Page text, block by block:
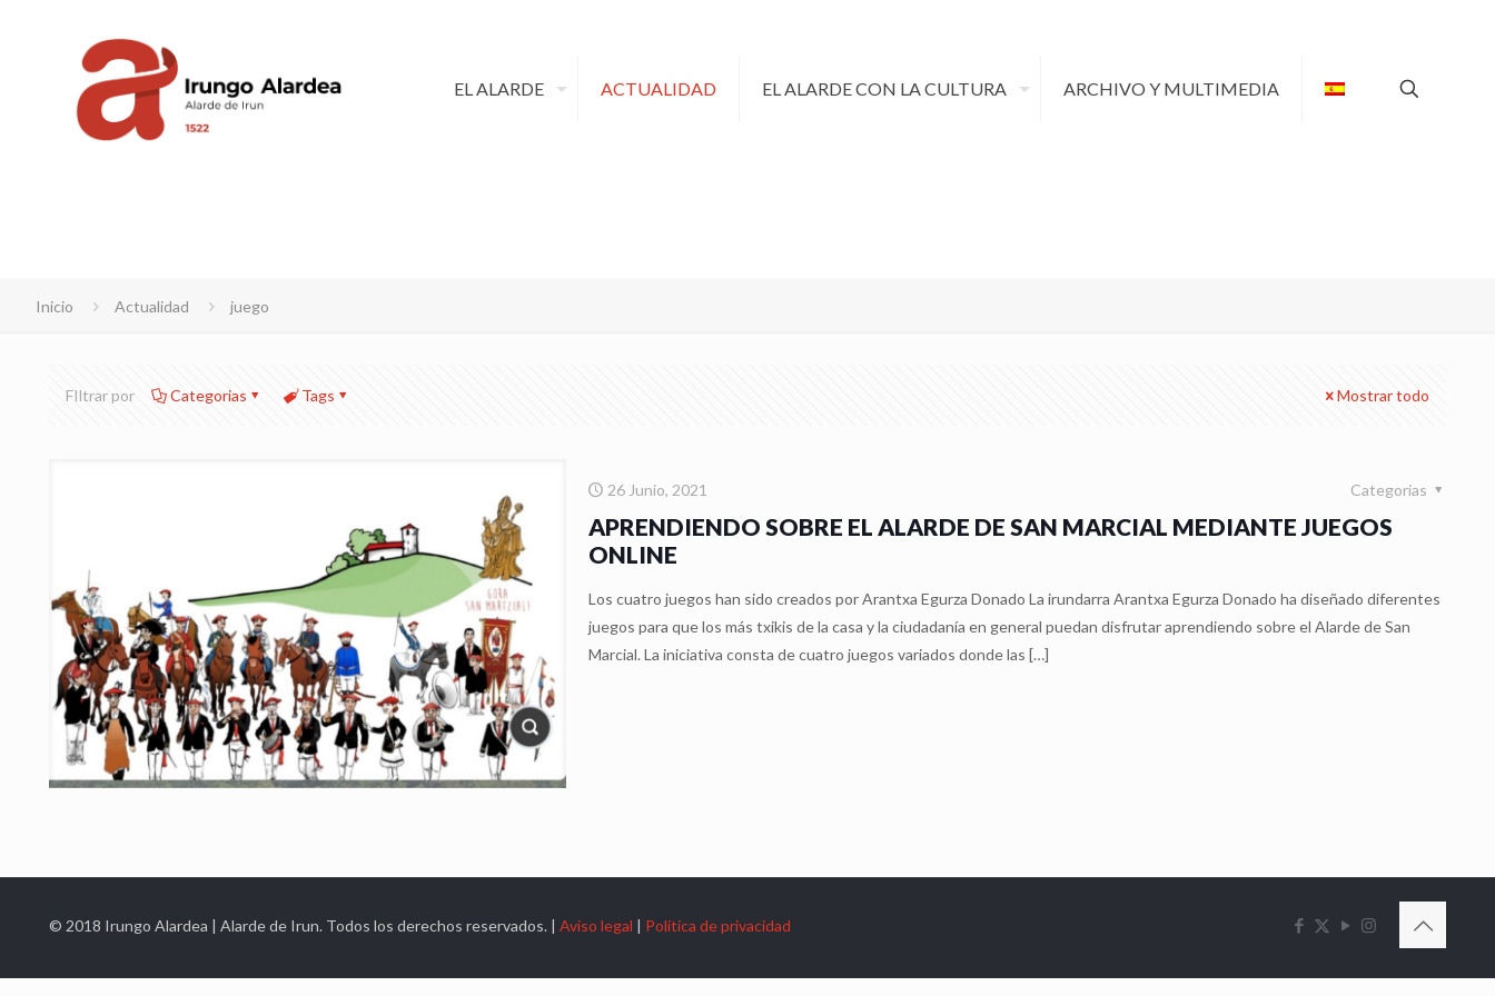
EL ALARDE ACTUALIDAD EL ALARDE CON LA CULTURA ARCHIVO Y MULTIMEDIA
Inicio Actualidad juego
FIltrar por Categorias Tags Mostrar todo
26 Junio, 2021 Categorias
APRENDIENDO SOBRE EL ALARDE DE SAN MARCIAL MEDIANTE JUEGOS
ONLINE
Los cuatro juegos han sido creados por Arantxa Egurza Donado La irundarra Arantxa Egurza Donado ha diseñado diferentes
juegos para que los más txikis de la casa y la ciudadanía en general puedan disfrutar aprendiendo sobre el Alarde de San
Marcial. La iniciativa consta de cuatro juegos variados donde las […]
© 2018 Irungo Alardea | Alarde de Irun. Todos los derechos reservados. | Aviso legal | Política de privacidad